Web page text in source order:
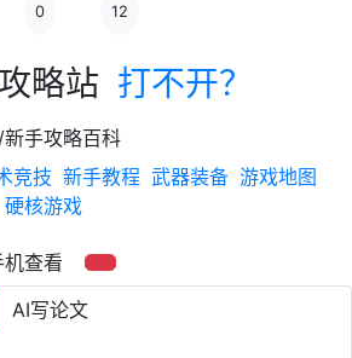
0 12
略站 打不开？
手攻略百科
竞技 新手教程 武器装备 游戏地图
硬核游戏
机查看
AI写论文